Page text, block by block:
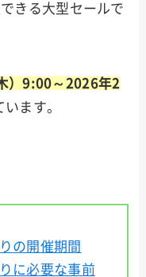
きる大型セールで
）9:00～2026年2
ます。
の開催期間
に必要な事前